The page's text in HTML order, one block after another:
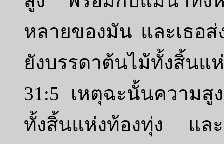
หลายของมัน และเธอส่
ยังบรรดาต้นไม้ทั้งสิ้นแ
31:5 เหตุฉะนั้นความสู
ทั้งสิ้นแห่งท้องทุ่ง แล